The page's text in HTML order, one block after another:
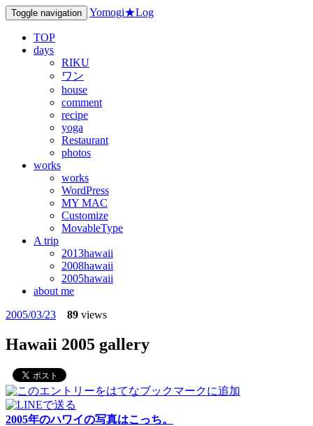
Toggle navigation Yomogi★Log
TOP
days
RIKU
ワン
house
comment
recipe
yoga
Restaurant
photos
works
works
WordPress
MY MAC
Customize
MovableType
A trip
2013hawaii
2008hawaii
2005hawaii
about me
2005/03/23
89 views
Hawaii 2005 gallery
2005年のハワイの写真はこっち。